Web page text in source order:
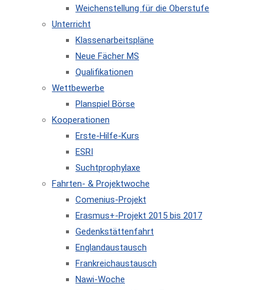
Weichenstellung für die Oberstufe
Unterricht
Klassenarbeitspläne
Neue Fächer MS
Qualifikationen
Wettbewerbe
Planspiel Börse
Kooperationen
Erste-Hilfe-Kurs
ESRI
Suchtprophylaxe
Fahrten- & Projektwoche
Comenius-Projekt
Erasmus+-Projekt 2015 bis 2017
Gedenkstättenfahrt
Englandaustausch
Frankreichaustausch
Nawi-Woche